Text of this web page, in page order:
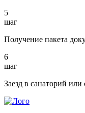
5
шаг
Получение пакета
6
шаг
Заезд в санаторий или